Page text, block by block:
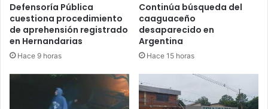
Defensoría Pública
cuestiona procedimiento
de aprehensión registrado
en Hernandarias
Hace 9 horas
Continúa búsqueda del
caaguaceño
desaparecido en
Argentina
Hace 15 horas